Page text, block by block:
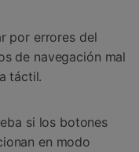
por errores del
de navegación mal
táctil.
si los botones
en modo